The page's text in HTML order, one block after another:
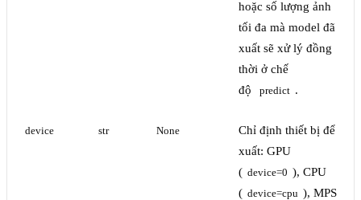
hoặc số lượng ảnh
tối đa mà model đã
xuất sẽ xử lý đồng
thời ở chế
độ
predict .
device str None
Chỉ định thiết bị để
xuất: GPU
( device=0 ), CPU
( device=cpu ), MPS